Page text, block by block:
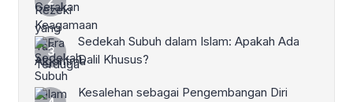
Sedekah Subuh dalam Islam: Apakah Ada
Dalil Khusus?
Kesalehan sebagai Pengembangan Diri